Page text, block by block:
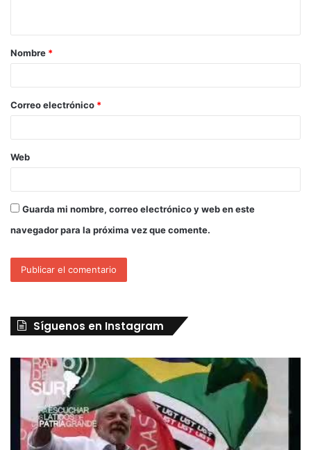
Nombre *
Correo electrónico *
Web
Guarda mi nombre, correo electrónico y web en este
navegador para la próxima vez que comente.
Síguenos en Instagram